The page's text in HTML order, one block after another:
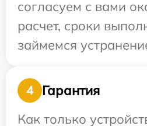
согласуем с вами
расчет, сроки
займемся
4
Гарантия
Как только